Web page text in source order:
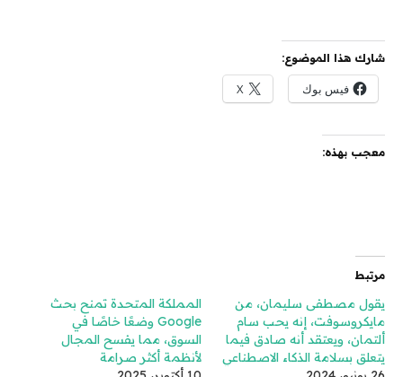
شارك هذا الموضوع:
فيس بوك X
معجب بهذه:
مرتبط
يقول مصطفى سليمان، من
مايكروسوفت، إنه يحب سام
ألتمان، ويعتقد أنه صادق فيما
يتعلق بسلامة الذكاء الاصطناعي
المملكة المتحدة تمنح بحث
Google وضعًا خاصًا في
السوق، مما يفسح المجال
لأنظمة أكثر صرامة